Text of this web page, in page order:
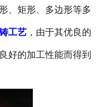
生产设备
矩形、多边形等多
工艺，由于其优良的
好的加工性能而得到